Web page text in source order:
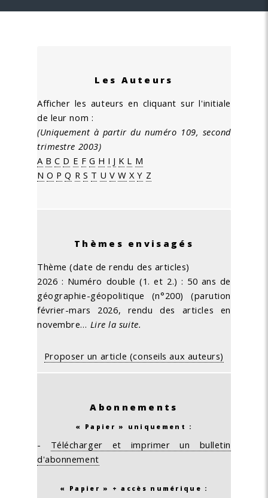
Les Auteurs
Afficher les auteurs en cliquant sur l'initiale
de leur nom :
(Uniquement à partir du numéro 109, second
trimestre 2003)
A B C D E F G H I J K L M
N O P Q R S T U V W X Y Z
Thèmes envisagés
Thème (date de rendu des articles)
2026 : Numéro double (1. et 2.) : 50 ans de
géographie-géopolitique (n°200) (parution
février-mars 2026, rendu des articles en
novembre… Lire la suite.
Proposer un article (conseils aux auteurs)
Abonnements
« Papier » uniquement :
- Télécharger et imprimer un bulletin
d'abonnement
« Papier » + accès numérique :